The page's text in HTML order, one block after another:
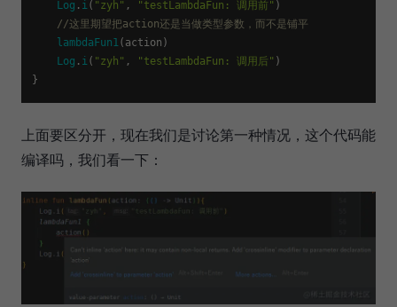
Log . i( "zyh" , "testLambdaFun: 调用前" )
//这里期望把action还是当做类型参数，而不是铺平
lambdaFun1(action)
Log . i( "zyh" , "testLambdaFun: 调用后" )
上面要区分开，现在我们是讨论第一种情况，这个代码能
编译吗，我们看一下：